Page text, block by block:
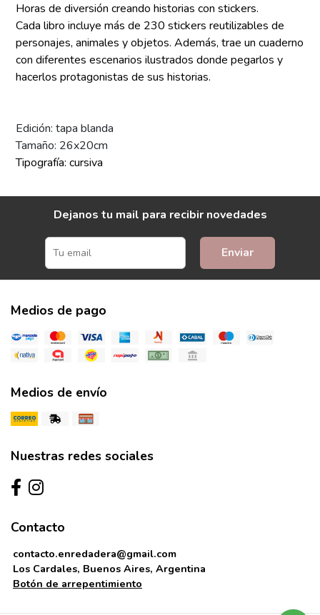
Horas de diversión creando historias con stickers.
Cada libro incluye más de 230 stickers reutilizables de
personajes, animales y objetos. Además, trae un cuaderno
con diferentes escenarios ilustrados donde pegarlos y
hacerlos protagonistas de sus historias.
Edición: tapa blanda
Tamaño: 26x20cm
Tipografía: cursiva
Dejanos tu mail para recibir novedades
Enviar
Medios de pago
Medios de envío
Nuestras redes sociales
Contacto
contacto.enredadera@gmail.com
Los Cardales, Buenos Aires, Argentina
Botón de arrepentimiento